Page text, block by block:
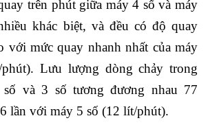
trên phút giữa máy 4 số và máy
khác biệt, và đều có độ quay
với mức quay nhanh nhất của máy
Lưu lượng dòng chảy trong
và 3 số tương đương nhau 77
lần với máy 5 số (12 lít/phút).